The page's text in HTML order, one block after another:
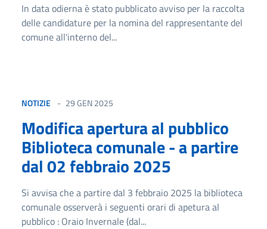
In data odierna è stato pubblicato avviso per la raccolta
delle candidature per la nomina del rappresentante del
comune all'interno del...
NOTIZIE 29 GEN 2025
Modifica apertura al pubblico
Biblioteca comunale - a partire
dal 02 febbraio 2025
Si avvisa che a partire dal 3 febbraio 2025 la biblioteca
comunale osserverà i seguenti orari di apetura al
pubblico : Oraio Invernale (dal...